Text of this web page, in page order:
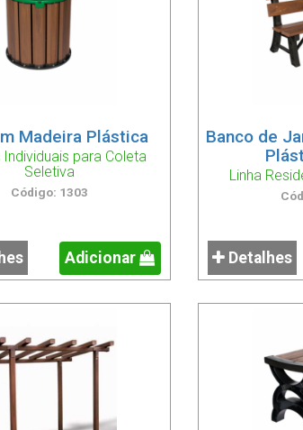
Madeira Plástica
Individuais para Coleta
Seletiva
Código: 1303
Adicionar
Banco de
Linha
Detalhes